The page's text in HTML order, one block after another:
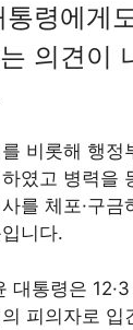
령에게
의견이
비롯해 행정
였고 병력을
를 체포·구금
니다.
대통령은
피의자로 입